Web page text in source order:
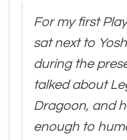
For my first
sat next to
during the
talked about
Dragoon, and
enough to